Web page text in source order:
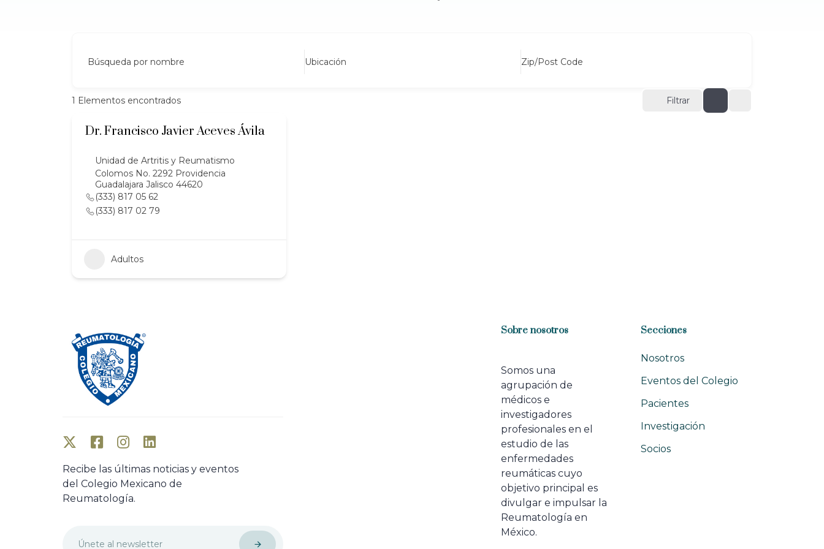
Búsqueda por nombre Ubicación Zip/Post Code
1 Elementos encontrados Filtrar
Dr. Francisco Javier Aceves Ávila
Unidad de Artritis y Reumatismo
Colomos No. 2292 Providencia
Guadalajara Jalisco 44620
(333) 817 05 62
(333) 817 02 79
Adultos
Recibe las últimas noticias y eventos
del Colegio Mexicano de
Reumatología.
Sobre nosotros
Somos una
agrupación de
médicos e
investigadores
profesionales en el
estudio de las
enfermedades
reumáticas cuyo
objetivo principal es
divulgar e impulsar la
Reumatología en
México.
Secciones
Nosotros
Eventos del Colegio
Pacientes
Investigación
Socios